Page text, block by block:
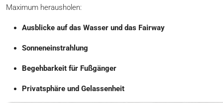
Maximum herausholen:
Ausblicke auf das Wasser und das Fairway
Sonneneinstrahlung
Begehbarkeit für Fußgänger
Privatsphäre und Gelassenheit